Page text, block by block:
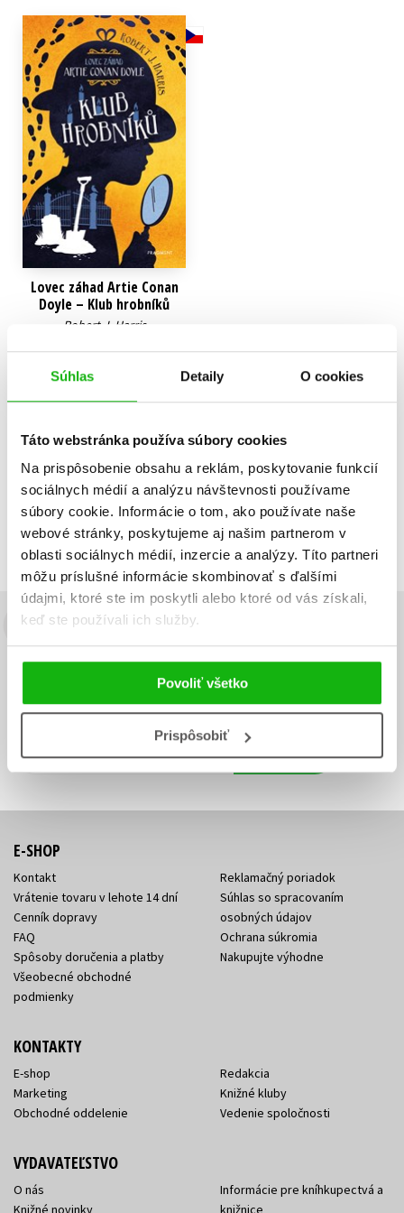
Súhlas Detaily O cookies
Táto webstránka používa súbory cookies
Na prispôsobenie obsahu a reklám, poskytovanie funkcií
sociálnych médií a analýzu návštevnosti používame
súbory cookie. Informácie o tom, ako používate naše
webové stránky, poskytujeme aj našim partnerom v
oblasti sociálnych médií, inzercie a analýzy. Títo partneri
môžu príslušné informácie skombinovať s ďalšími
údajmi, ktoré ste im poskytli alebo ktoré od vás získali,
keď ste používali ich služby.
Povoliť všetko
Prispôsobiť
Technické vedy
Učebnice
Výchova a pedagogika
Zdravie a životný štýl
Všetky tituly
Lovec záhad Artie Conan
Doyle – Klub hrobníků
Robert J. Harris
8,49 €
Do košíka
Zobraz záznamov
Zobrazujem 1 až 1 z celkových 1 záznamov
Predchádzajúci 1 Ďalší
Budete to vedieť ako prvý!
Zaujíma Vás, aký knižný hit práve vychádza, na aký tovar je
výhodná zľava, aká beží súťaž o ceny?Prihláste sa k odberu našich
e-mailových noviniek!
emailová
emailová
Vaša emailová adresa Prihlásiť sa
E-SHOP
Kontakt
Vrátenie tovaru v lehote 14 dní
Cenník dopravy
FAQ
Spôsoby doručenia a platby
Všeobecné obchodné
podmienky
Reklamačný poriadok
Súhlas so spracovaním
osobných údajov
Ochrana súkromia
Nakupujte výhodne
KONTAKTY
E-shop
Marketing
Obchodné oddelenie
Redakcia
Knižné kluby
Vedenie spoločnosti
VYDAVATEĽSTVO
O nás
Knižné novinky
Informácie pre kníhkupectvá a
knižnice